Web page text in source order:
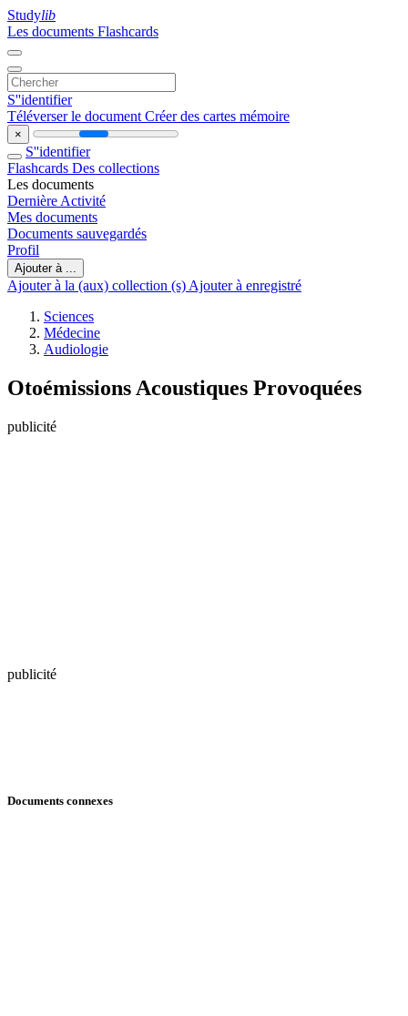
Studylib
Les documents Flashcards
S''identifier
Téléverser le document Créer des cartes mémoire
×
S''identifier
Flashcards Des collections
Les documents
Dernière Activité
Mes documents
Documents sauvegardés
Profil
Ajouter à ...
Ajouter à la (aux) collection (s) Ajouter à enregistré
Sciences
Médecine
Audiologie
Otoémissions Acoustiques Provoquées
publicité
publicité
Documents connexes